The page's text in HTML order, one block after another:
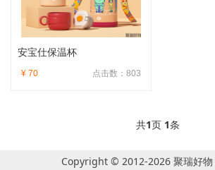
安宝仕保温杯
点击数：803
¥ 70
共1页 1条
Copyright © 2012-2026 聚瑞好物